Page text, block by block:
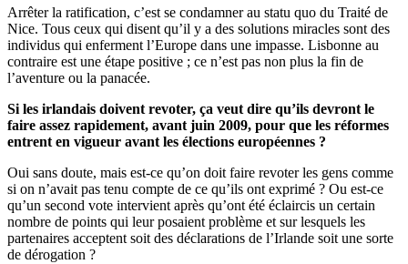
Arrêter la ratification, c’est se condamner au statu quo du Traité de
Nice. Tous ceux qui disent qu’il y a des solutions miracles sont des
individus qui enferment l’Europe dans une impasse. Lisbonne au
contraire est une étape positive ; ce n’est pas non plus la fin de
l’aventure ou la panacée.
Si les irlandais doivent revoter, ça veut dire qu’ils devront le
faire assez rapidement, avant juin 2009, pour que les réformes
entrent en vigueur avant les élections européennes ?
Oui sans doute, mais est-ce qu’on doit faire revoter les gens comme
si on n’avait pas tenu compte de ce qu’ils ont exprimé ? Ou est-ce
qu’un second vote intervient après qu’ont été éclaircis un certain
nombre de points qui leur posaient problème et sur lesquels les
partenaires acceptent soit des déclarations de l’Irlande soit une sorte
de dérogation ?